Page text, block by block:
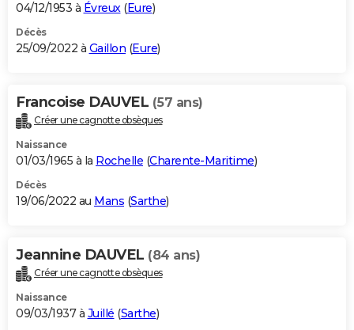
04/12/1953 à Évreux(Eure)
Décès
25/09/2022 à Gaillon (Eure)
Francoise DAUVEL (57 ans)
Créer une cagnotte obsèques
Naissance
01/03/1965 à la Rochelle (Charente-Maritime)
Décès
19/06/2022 au Mans (Sarthe)
Jeannine DAUVEL (84 ans)
Créer une cagnotte obsèques
Naissance
09/03/1937 à Juillé (Sarthe)